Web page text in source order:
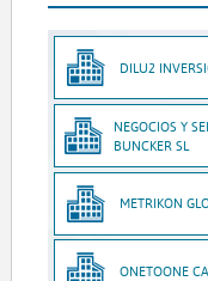
DILU2
NEGOCIOS Y
BUNCKER SL
METRIKON
ONETOONE